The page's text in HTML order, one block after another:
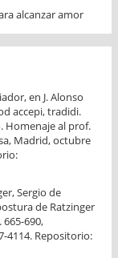
alcanzar amor
en J. Alonso
accepi, tradidi.
Homenaje al prof.
Madrid, octubre
Sergio de
de Ratzinger
665-690,
4114. Repositorio: